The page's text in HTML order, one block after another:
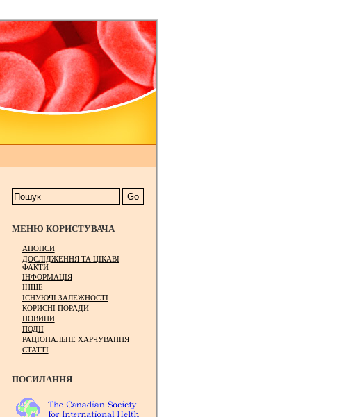
МЕНЮ КОРИСТУВАЧА
АНОНСИ
ДОСЛІДЖЕННЯ ТА ЦІКАВІ
ФАКТИ
ІНФОРМАЦІЯ
ІНШЕ
ІСНУЮЧІ ЗАЛЕЖНОСТІ
КОРИСНІ ПОРАДИ
НОВИНИ
ПОДІЇ
РАЦІОНАЛЬНЕ ХАРЧУВАННЯ
СТАТТІ
ПОСИЛАННЯ